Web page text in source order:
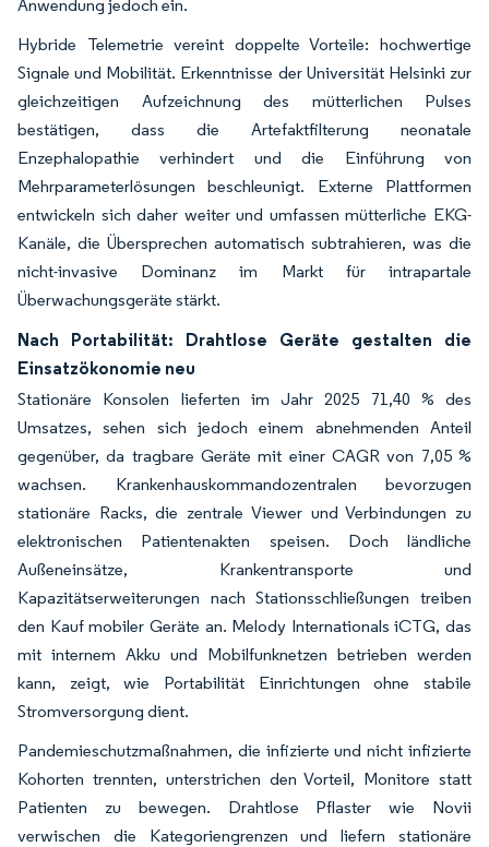
Anwendung jedoch ein.
Hybride Telemetrie vereint doppelte Vorteile: hochwertige
Signale und Mobilität. Erkenntnisse der Universität Helsinki zur
gleichzeitigen Aufzeichnung des mütterlichen Pulses
bestätigen, dass die Artefaktfilterung neonatale
Enzephalopathie verhindert und die Einführung von
Mehrparameterlösungen beschleunigt. Externe Plattformen
entwickeln sich daher weiter und umfassen mütterliche EKG-
Kanäle, die Übersprechen automatisch subtrahieren, was die
nicht-invasive Dominanz im Markt für intrapartale
Überwachungsgeräte stärkt.
Nach Portabilität: Drahtlose Geräte gestalten die
Einsatzökonomie neu
Stationäre Konsolen lieferten im Jahr 2025 71,40 % des
Umsatzes, sehen sich jedoch einem abnehmenden Anteil
gegenüber, da tragbare Geräte mit einer CAGR von 7,05 %
wachsen. Krankenhauskommandozentralen bevorzugen
stationäre Racks, die zentrale Viewer und Verbindungen zu
elektronischen Patientenakten speisen. Doch ländliche
Außeneinsätze, Krankentransporte und
Kapazitätserweiterungen nach Stationsschließungen treiben
den Kauf mobiler Geräte an. Melody Internationals iCTG, das
mit internem Akku und Mobilfunknetzen betrieben werden
kann, zeigt, wie Portabilität Einrichtungen ohne stabile
Stromversorgung dient.
Pandemieschutzmaßnahmen, die infizierte und nicht infizierte
Kohorten trennten, unterstrichen den Vorteil, Monitore statt
Patienten zu bewegen. Drahtlose Pflaster wie Novii
verwischen die Kategoriengrenzen und liefern stationäre